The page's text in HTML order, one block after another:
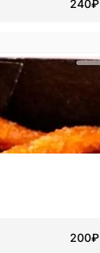
240₽
200₽